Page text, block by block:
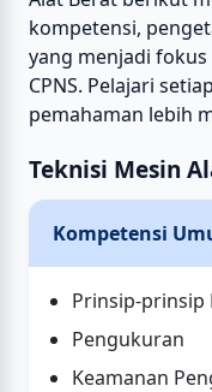
kompetensi,
yang menjadi fokus
CPNS. Pelajari
pemahaman lebih
Teknisi Mesin
Kompetensi
Prinsip-prinsip
Pengukuran
Keamanan